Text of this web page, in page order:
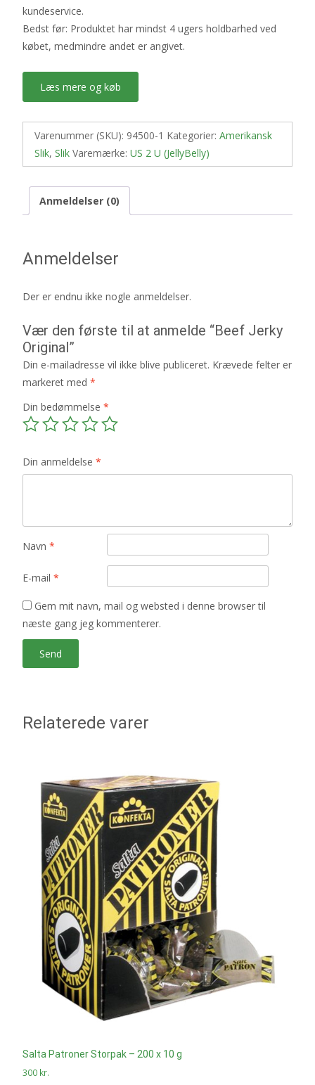
kundeservice.
Bedst før: Produktet har mindst 4 ugers holdbarhed ved
købet, medmindre andet er angivet.
Læs mere og køb
Varenummer (SKU): 94500-1 Kategorier: Amerikansk
Slik, Slik Varemærke: US 2 U (JellyBelly)
Anmeldelser (0)
Anmeldelser
Der er endnu ikke nogle anmeldelser.
Vær den første til at anmelde “Beef Jerky
Original”
Din e-mailadresse vil ikke blive publiceret. Krævede felter er
markeret med *
Din bedømmelse *
Din anmeldelse *
Navn *
E-mail *
Gem mit navn, mail og websted i denne browser til
næste gang jeg kommenterer.
Relaterede varer
Salta Patroner Storpak – 200 x 10 g
300 kr.